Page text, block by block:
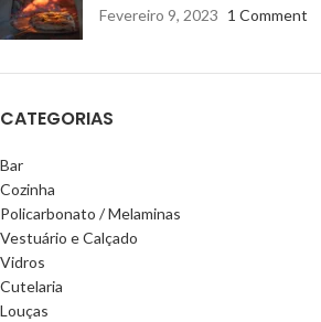
Fevereiro 9, 2023 1 Comment
CATEGORIAS
Bar
Cozinha
Policarbonato / Melaminas
Vestuário e Calçado
Vidros
Cutelaria
Louças